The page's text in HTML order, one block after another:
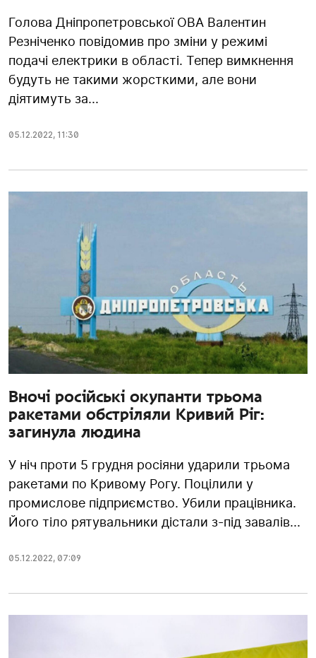
Голова Дніпропетровської ОВА Валентин
Резніченко повідомив про зміни у режимі
подачі електрики в області. Тепер вимкнення
будуть не такими жорсткими, але вони
діятимуть за...
05.12.2022, 11:30
Вночі російські окупанти трьома
ракетами обстріляли Кривий Ріг:
загинула людина
У ніч проти 5 грудня росіяни ударили трьома
ракетами по Кривому Рогу. Поцілили у
промислове підприємство. Убили працівника.
Його тіло рятувальники дістали з-під завалів...
05.12.2022, 07:09